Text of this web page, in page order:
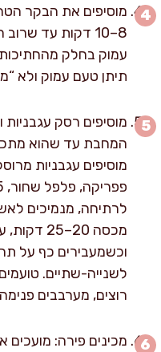
מוסיפים את הבקר
8–10 דקות עד
עמוק בחלק
תיתן טעם עמוק ולא
המחבת עד שהוא
מוסיפים עגבניות
לרתיחה, מנמיכים
מכסה
וכשמעבירים כף על
לשנייה-שתיים.
רוצים, מערבבים
מכינים פירה: